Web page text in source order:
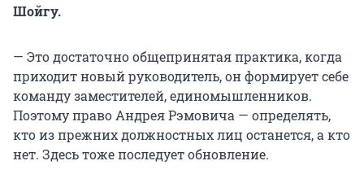
Шойгу.
— Это достаточно общепринятая практика, когда
приходит новый руководитель, он формирует себе
команду заместителей, единомышленников.
Поэтому право Андрея Рэмовича — определять,
кто из прежних должностных лиц останется, а кто
нет. Здесь тоже последует обновление.